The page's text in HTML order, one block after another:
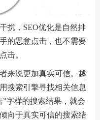
扰，SEO优化是自然排
的恶意点击，也不需要
击。
来说更加真实可信。越
搜索引擎寻找相关信息
字样的搜索结果，就会
向于真实可信的搜索结